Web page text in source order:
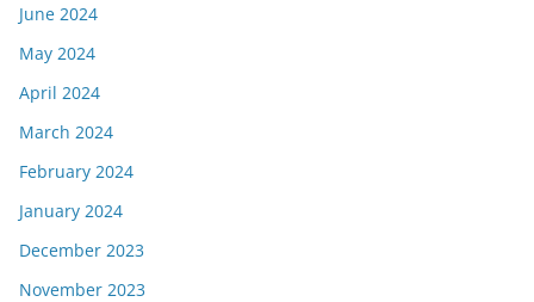
June 2024
May 2024
April 2024
March 2024
February 2024
January 2024
December 2023
November 2023